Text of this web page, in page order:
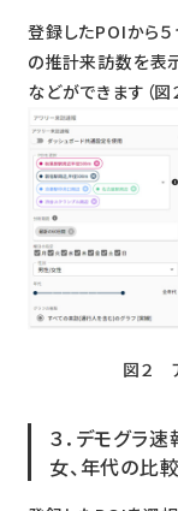
登録したPOIから
の推計来訪数を表
などができます（図２
図２
３．デモグラ
女、年代の比